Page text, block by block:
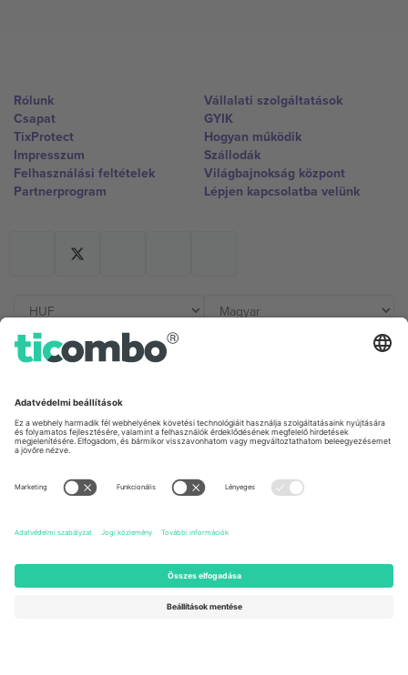
Rólunk
Csapat
TixProtect
Impresszum
Felhasználási feltételek
Partnerprogram
Vállalati szolgáltatások
GYIK
Hogyan működik
Szállodák
Világbajnokság központ
Lépjen kapcsolatba velünk
Germany
Unter den Linden 24, 10117
Berlin, Germany
United Kingdom
167 City Road, London, Greater
Newark, Delaware 19713, United
States
Engelberg, Switzerland